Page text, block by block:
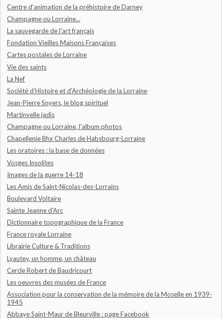
Centre d'animation de la préhistoire de Darney
Champagne ou Lorraine...
La sauvegarde de l'art français
Fondation Vieilles Maisons Françaises
Cartes postales de Lorraine
Vie des saints
La Nef
Société d'Histoire et d'Archéologie de la Lorraine
Jean-Pierre Snyers, le blog spirituel
Martinvelle jadis
Champagne ou Lorraine, l'album photos
Chapellenie Bhx Charles de Habsbourg-Lorraine
Les oratoires : la base de données
Vosges Insolites
Images de la guerre 14-18
Les Amis de Saint-Nicolas-des-Lorrains
Boulevard Voltaire
Sainte Jeanne d'Arc
Dictionnaire topographique de la France
France royale Lorraine
Librairie Culture & Traditions
Lyautey, un homme, un château
Cercle Robert de Baudricourt
Les oeuvres des musées de France
Association pour la conservation de la mémoire de la Moselle en 1939-
1945
Abbaye Saint-Maur de Bleurville : page Facebook